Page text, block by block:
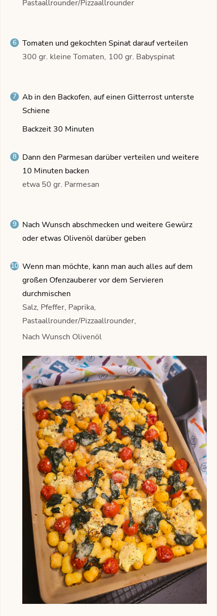
Pastaallrounder/Pizzaallrounder
Tomaten und gekochten Spinat darauf verteilen
300 gr. kleine Tomaten, 100 gr. Babyspinat
Ab in den Backofen, auf einen Gitterrost unterste
Schiene
Backzeit 30 Minuten
Dann den Parmesan darüber verteilen und weitere
10 Minuten backen
etwa 50 gr. Parmesan
Nach Wunsch abschmecken und weitere Gewürz
oder etwas Olivenöl darüber geben
Wenn man möchte, kann man auch alles auf dem
großen Ofenzauberer vor dem Servieren
durchmischen
Salz, Pfeffer, Paprika,
Pastaallrounder/Pizzaallrounder,
Nach Wunsch Olivenöl